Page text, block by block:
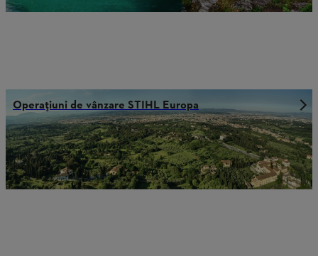
Operațiuni de vânzare STIHL Europa